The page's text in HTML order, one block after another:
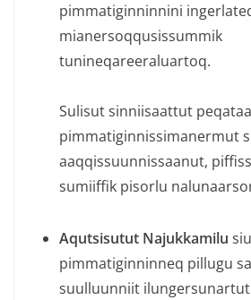
pimmatiginninnini
mianersoqqusissummik
tunineqareeraluartoq.
Sulisut sinniisaattut
pimmatiginnissimanermut
aaqqissuunnissaanut,
sumiiffik pisorlu
Aqutsisutut Najukkamilu
pimmatiginninneq pillugu
suulluunniit